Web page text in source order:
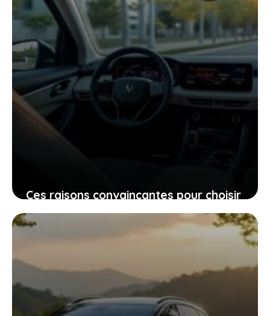
Ces raisons convaincantes pour choisir
le xiaomi yu7 standard plutôt que la
tesla model y